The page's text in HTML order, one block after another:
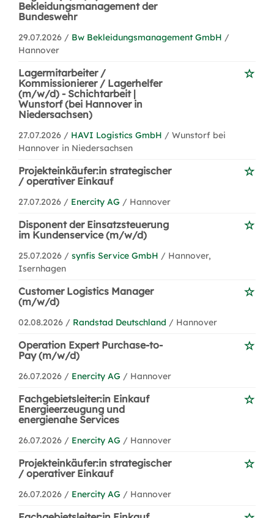
Bekleidungsmanagement der
Bundeswehr
29.07.2026 / Bw Bekleidungsmanagement GmbH /
Hannover
Lagermitarbeiter /
Kommissionierer / Lagerhelfer
(m/w/d) - Schichtarbeit |
Wunstorf (bei Hannover in
Niedersachsen)
27.07.2026 / HAVI Logistics GmbH / Wunstorf bei
Hannover in Niedersachsen
Projekteinkäufer:in strategischer
/ operativer Einkauf
27.07.2026 / Enercity AG / Hannover
Disponent der Einsatzsteuerung
im Kundenservice (m/w/d)
25.07.2026 / synfis Service GmbH / Hannover,
Isernhagen
Customer Logistics Manager
(m/w/d)
02.08.2026 / Randstad Deutschland / Hannover
Operation Expert Purchase-to-
Pay (m/w/d)
26.07.2026 / Enercity AG / Hannover
Fachgebietsleiter:in Einkauf
Energieerzeugung und
energienahe Services
26.07.2026 / Enercity AG / Hannover
Projekteinkäufer:in strategischer
/ operativer Einkauf
26.07.2026 / Enercity AG / Hannover